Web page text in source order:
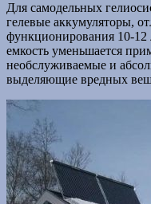
Для самодельных
гелевые аккумуляторы,
функционирования 10-12
емкость уменьшается
необслуживаемые и
выделяющие вредных